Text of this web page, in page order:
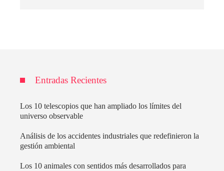
Entradas Recientes
Los 10 telescopios que han ampliado los límites del
universo observable
Análisis de los accidentes industriales que redefinieron la
gestión ambiental
Los 10 animales con sentidos más desarrollados para